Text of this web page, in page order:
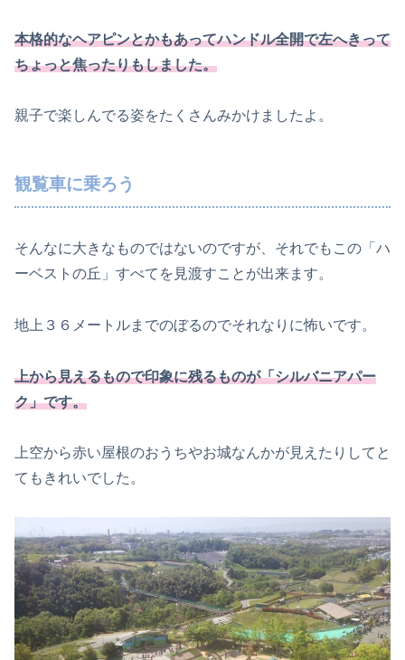
本格的なヘアピンとかもあってハンドル全開で左へきって
ちょっと焦ったりもしました。
親子で楽しんでる姿をたくさんみかけましたよ。
観覧車に乗ろう
そんなに大きなものではないのですが、それでもこの「ハ
ーベストの丘」すべてを見渡すことが出来ます。
地上３６メートルまでのぼるのでそれなりに怖いです。
上から見えるもので印象に残るものが「シルバニアパー
ク」です。
上空から赤い屋根のおうちやお城なんかが見えたりしてと
てもきれいでした。